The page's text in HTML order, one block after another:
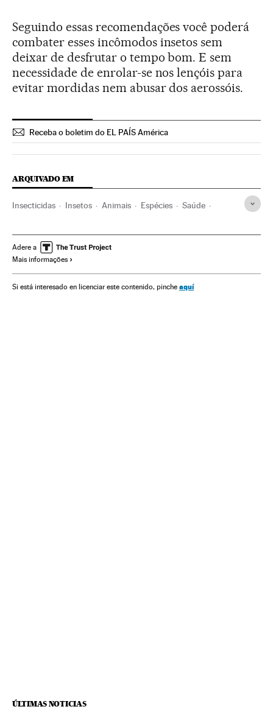
Seguindo essas recomendações você poderá
combater esses incômodos insetos sem
deixar de desfrutar o tempo bom. E sem
necessidade de enrolar-se nos lençóis para
evitar mordidas nem abusar dos aerossóis.
Receba o boletim do EL PAÍS América
ARQUIVADO EM
Insecticidas Insetos Animais Espécies Saúde
Adere a
Mais informações
Si está interesado en licenciar este contenido, pinche aquí
ÚLTIMAS NOTICIAS